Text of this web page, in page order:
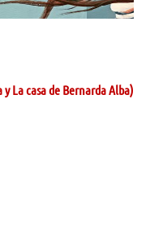
La casa de Bernarda Alba)